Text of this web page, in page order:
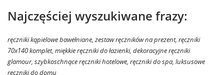
Najczęściej wyszukiwane frazy:
ręczniki kąpielowe bawełniane, zestaw ręczników na prezent, ręczniki
70x140 komplet, miękkie ręczniki do łazienki, dekoracyjne ręczniki
glamour, szybkoschnące ręczniki hotelowe, ręczniki do spa, luksusowe
ręczniki do domu